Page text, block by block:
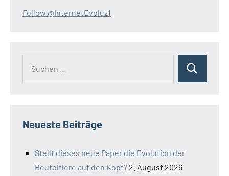
Follow @InternetEvoluz1
Suchen
Neueste Beiträge
Stellt dieses neue Paper die Evolution der
Beuteltiere auf den Kopf? 2. August 2026